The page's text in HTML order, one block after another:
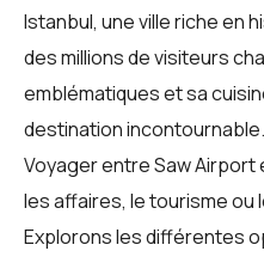
Istanbul, une ville riche en
des millions de visiteurs
emblématiques et sa
destination incontournable.
Voyager entre Saw
les affaires, le tourisme ou
Explorons les différentes